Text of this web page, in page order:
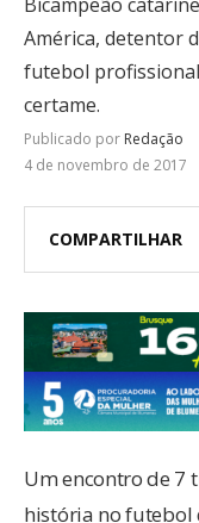
América, detentor
futebol
certame.
Publicado por Redação
4 de novembro de 2017
COMPARTILHAR
Um encontro de 7
história no futebol